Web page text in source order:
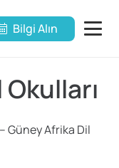
Bilgi Alın
–Güney Afrika Dil